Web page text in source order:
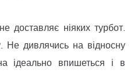
доставляє ніяких турбот.
Не дивлячись на відносну
ідеально впишеться і в